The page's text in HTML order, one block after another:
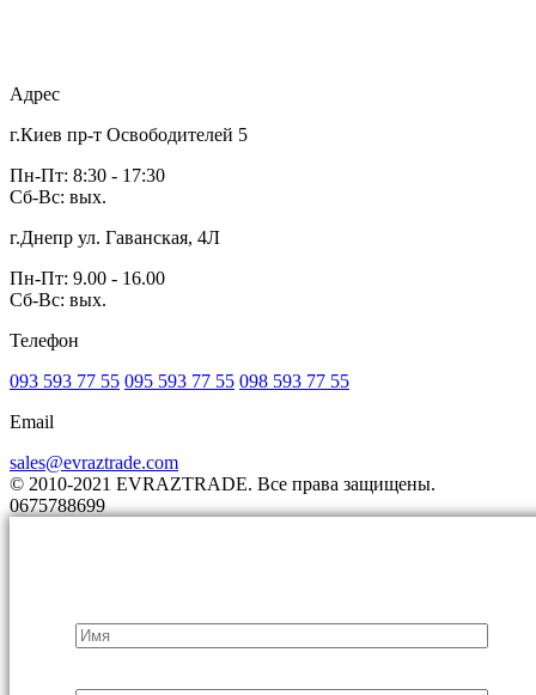
Адрес
г.Киев пр-т Освободителей 5
Пн-Пт: 8:30 - 17:30
Сб-Вс: вых.
г.Днепр ул. Гаванская, 4Л
Пн-Пт: 9.00 - 16.00
Сб-Вс: вых.
Телефон
093 593 77 55 095 593 77 55 098 593 77 55
Email
sales@evraztrade.com
© 2010-2021 EVRAZTRADE. Все права защищены.
0675788699